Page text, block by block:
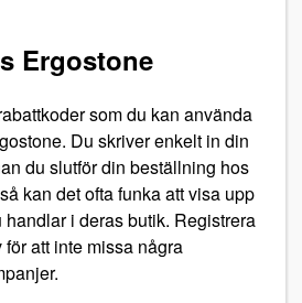
Ergostone
som du kan använda
Du skriver enkelt in din
du slutför din beställning hos
kan det ofta funka att visa upp
i deras butik. Registrera
att inte missa några